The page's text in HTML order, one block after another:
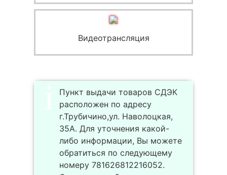
Видеотрансляция
Пункт выдачи товаров СДЭК
расположен по адресу
г.Трубичино,ул. Наволоцкая,
35А. Для уточнения какой-
либо информации, Вы можете
обратиться по следующему
номеру 781626812216052.